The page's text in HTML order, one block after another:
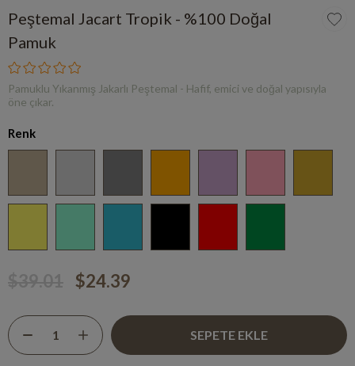
Peştemal Jacart Tropik - %100 Doğal
Pamuk
Pamuklu Yıkanmış Jakarlı Peştemal - Hafif, emici ve doğal yapısıyla
öne çıkar.
Renk
$24.39